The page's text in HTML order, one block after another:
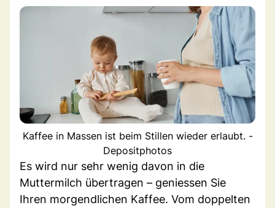
Kaffee in Massen ist beim Stillen wieder erlaubt. -
Depositphotos
Es wird nur sehr wenig davon in die
Muttermilch übertragen – geniessen Sie
Ihren morgendlichen Kaffee. Vom doppelten